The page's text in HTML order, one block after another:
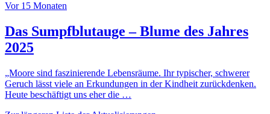
Vor 15 Monaten
Das Sumpfblutauge – Blume des Jahres
2025
„Moore sind faszinierende Lebensräume. Ihr typischer, schwerer
Geruch lässt viele an Erkundungen in der Kindheit zurückdenken.
Heute beschäftigt uns eher die …